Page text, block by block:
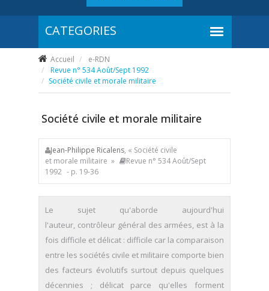
Accueil
e-RDN
Revue n° 534 Août/Sept 1992
Société civile et morale militaire
Société civile et morale militaire
Jean-Philippe Ricalens, « Société civile
et morale militaire »
Revue n° 534 Août/Sept
1992 - p. 19-36
Le sujet qu'aborde aujourd'hui
l'auteur, contrôleur général des armées, est à la
fois difficile et délicat : difficile car la comparaison
entre les sociétés civile et militaire comporte bien
des facteurs évolutifs surtout depuis quelques
décennies ; délicat parce qu'elles forment